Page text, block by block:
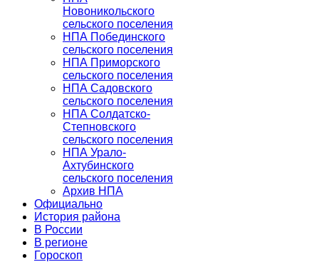
Новоникольского
сельского поселения
НПА Побединского
сельского поселения
НПА Приморского
сельского поселения
НПА Садовского
сельского поселения
НПА Солдатско-
Степновского
сельского поселения
НПА Урало-
Ахтубинского
сельского поселения
Архив НПА
Официально
История района
В России
В регионе
Гороскоп